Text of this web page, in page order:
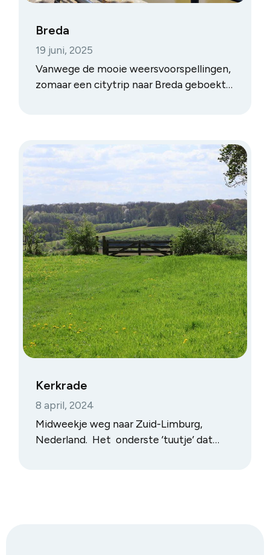
Breda
19 juni, 2025
Vanwege de mooie weersvoorspellingen,
zomaar een citytrip naar Breda geboekt,
Kerkrade
8 april, 2024
Midweekje weg naar Zuid-Limburg,
Nederland. Het onderste ’tuutje’ dat